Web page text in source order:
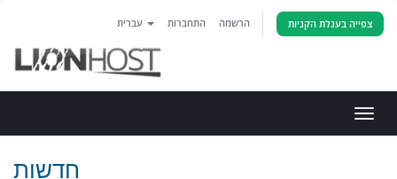
התחברות הרשמה צפייה בעגלת הקניות
ניווט
חדשות